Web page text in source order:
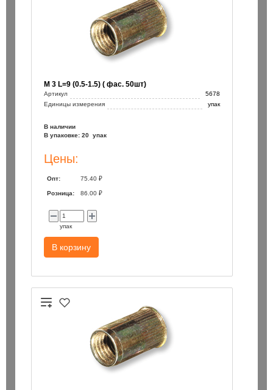
260 / Bionic Pro Heller Бур SDS+ 12х100/160 / Bionic
М 3 L=9 (0.5-1.5) ( фас. 50шт)
Артикул
5678
Единицы измерения
упак
В наличии
В упаковке: 20 упак
Цены:
Опт: 75.40 ₽
Розница: 86.00 ₽
упак
В корзину